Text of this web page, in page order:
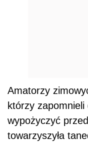
Amatorzy
którzy zapomnieli
wypożyczyć
towarzyszyła